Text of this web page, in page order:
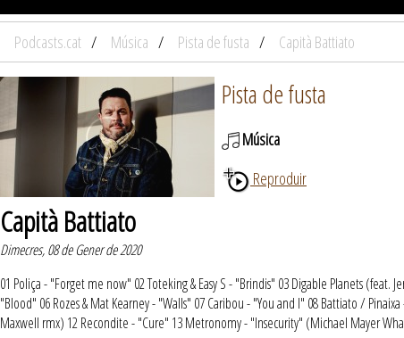
Podcasts.cat Música Pista de fusta Capità Battiato
Pista de fusta
Música
Reproduir
Capità Battiato
Dimecres, 08 de Gener de 2020
01 Poliça - "Forget me now" 02 Toteking & Easy S - "Brindis" 03 Digable Planets
"Blood" 06 Rozes & Mat Kearney - "Walls" 07 Caribou - "You and I" 08 Battiato /
Maxwell rmx) 12 Recondite - "Cure" 13 Metronomy - "Insecurity" (Michael Mayer